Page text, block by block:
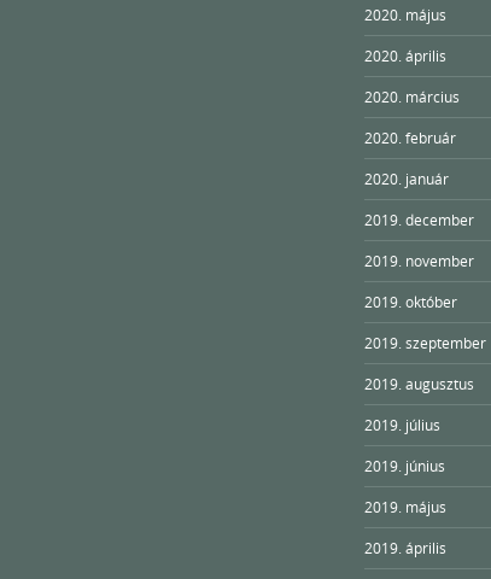
2020. május
2020. április
2020. március
2020. február
2020. január
2019. december
2019. november
2019. október
2019. szeptember
2019. augusztus
2019. július
2019. június
2019. május
2019. április